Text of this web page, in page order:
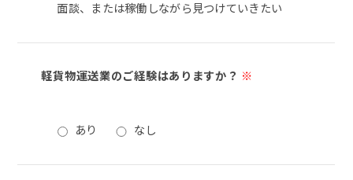
面談、または稼働しながら見つけていきたい
軽貨物運送業のご経験はありますか？ ※
あり なし